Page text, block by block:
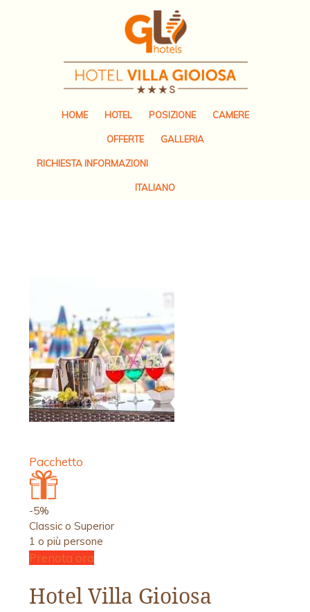
HOME HOTEL POSIZIONE CAMERE
OFFERTE GALLERIA
RICHIESTA INFORMAZIONI
ITALIANO
Pacchetto
-5%
Classic o Superior
1 o più persone
Prenota ora
Hotel Villa Gioiosa